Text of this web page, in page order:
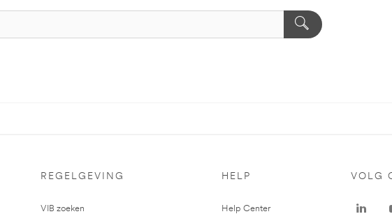
REGELGEVING
VIB zoeken
HELP
Help Center
VOLG